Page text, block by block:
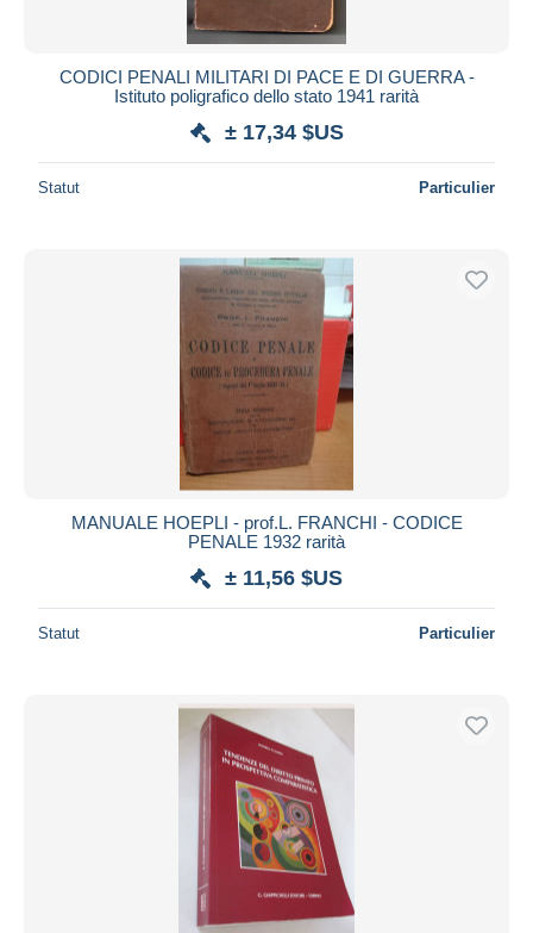
CODICI PENALI MILITARI DI PACE E DI GUERRA -
Istituto poligrafico dello stato 1941 rarità
± 17,34 $US
Statut Particulier
MANUALE HOEPLI - prof.L. FRANCHI - CODICE
PENALE 1932 rarità
± 11,56 $US
Statut Particulier